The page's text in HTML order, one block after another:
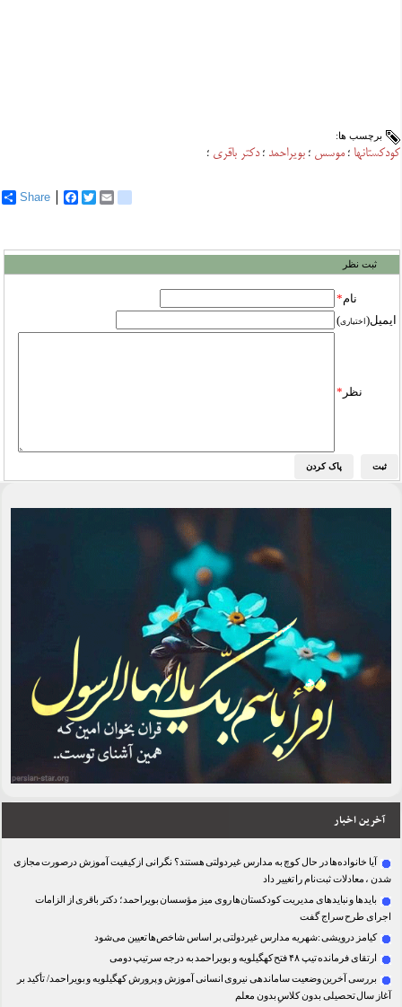
برچسب ها:
کودکستانها ؛ موسس ؛ بویراحمد ؛دکتر باقری ؛
Share
FacebookTwitterEmail
delicious
ثبت نظر
نام*
ایمیل(اختیاری)
نظر *
آخرین اخبار
آیا خانواده‌ها در حال کوچ به مدارس غیردولتی هستند؟ نگرانی از کیفیت آموزش درصورت مجازی
شدن ، معادلات ثبت‌نام را تغییر داد
بایدها و نبایدهای مدیریت کودکستان‌ها روی میز مؤسسان بویراحمد؛ دکتر باقری از الزامات
اجرای طرح سراج گفت
کیامز درویشی :شهریه مدارس غیردولتی بر اساس شاخص‌ها تعیین می‌شود
ارتقای فرمانده تیپ ۴۸ فتح کهگیلویه و بویراحمد به درجه سرتیپ دومی
بررسی آخرین وضعیت ساماندهی نیروی انسانی آموزش و پرورش کهگیلویه و بویراحمد/ تأکید بر
آغاز سال تحصیلی بدون کلاسِ بدون معلم